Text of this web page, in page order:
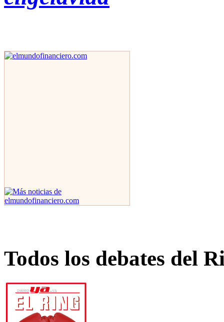
Todos los debates del